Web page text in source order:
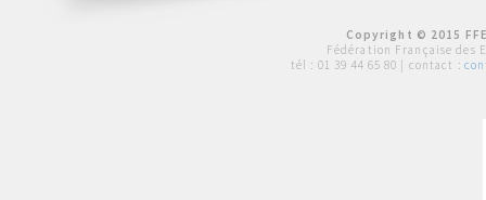
Copyright © 2015
Fédération Française des
tél : 01 39 44 65 80 | contact :